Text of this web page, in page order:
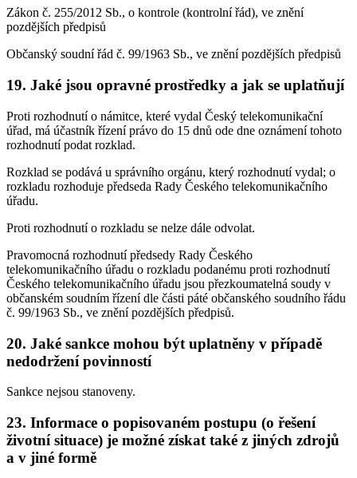
Zákon č. 255/2012 Sb., o kontrole (kontrolní řád), ve znění
pozdějších předpisů
Občanský soudní řád č. 99/1963 Sb., ve znění pozdějších předpisů
19. Jaké jsou opravné prostředky a jak se uplatňují
Proti rozhodnutí o námitce, které vydal Český telekomunikační
úřad, má účastník řízení právo do 15 dnů ode dne oznámení tohoto
rozhodnutí podat rozklad.
Rozklad se podává u správního orgánu, který rozhodnutí vydal; o
rozkladu rozhoduje předseda Rady Českého telekomunikačního
úřadu.
Proti rozhodnutí o rozkladu se nelze dále odvolat.
Pravomocná rozhodnutí předsedy Rady Českého
telekomunikačního úřadu o rozkladu podanému proti rozhodnutí
Českého telekomunikačního úřadu jsou přezkoumatelná soudy v
občanském soudním řízení dle části páté občanského soudního řádu
č. 99/1963 Sb., ve znění pozdějších předpisů.
20. Jaké sankce mohou být uplatněny v případě
nedodržení povinností
Sankce nejsou stanoveny.
23. Informace o popisovaném postupu (o řešení
životní situace) je možné získat také z jiných zdrojů
a v jiné formě